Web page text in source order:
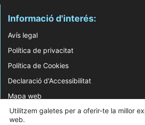
Informació d'interés:
Avís legal
Política de privacitat
Política de Cookies
Declaració d'Accessibilitat
Mapa web
© 2026 Web Desenvolupada pel Servei
Utilitzem galetes per a oferir-te la millor
web.